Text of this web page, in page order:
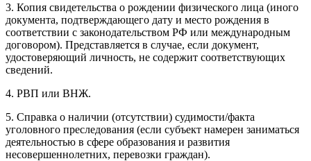
3. Копия свидетельства о рождении физического лица (иного
документа, подтверждающего дату и место рождения в
соответствии с законодательством РФ или международным
договором). Представляется в случае, если документ,
удостоверяющий личность, не содержит соответствующих
сведений.
4. РВП или ВНЖ.
5. Справка о наличии (отсутствии) судимости/факта
уголовного преследования (если субъект намерен заниматься
деятельностью в сфере образования и развития
несовершеннолетних, перевозки граждан).